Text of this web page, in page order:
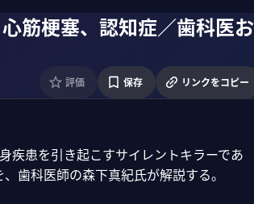
筋梗塞、認知症／歯科医お
評価 保存 リンクをコピー
疾患を引き起こすサイレントキラーであ
歯科医師の森下真紀氏が解説する。